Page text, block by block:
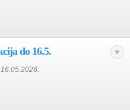
do 16.5.